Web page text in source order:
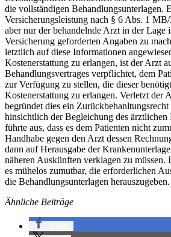
die vollständigen Behandlungsunterlagen.
Versicherungsleistung nach § 6 Abs. 1
aber nur der behandelnde Arzt in der Lage
Versicherung geforderten Angaben zu
letztlich auf diese Informationen
Kostenerstattung zu erlangen, ist der Arzt
Behandlungsvertrages verpflichtet, dem
zur Verfügung zu stellen, die dieser
Kostenerstattung zu erlangen. Verletzt der
begründet dies ein Zurückbehanltungsrecht
hinsichtlich der Begleichung des
führte aus, dass es dem Patienten nicht
Handhabe gegen den Arzt dessen
dann auf Herausgabe der
näheren Auskünften verklagen zu müssen.
es mühelos zumutbar, die erforderlichen
die Behandlungsunterlagen herauszugeben.
Ähnliche Beiträge